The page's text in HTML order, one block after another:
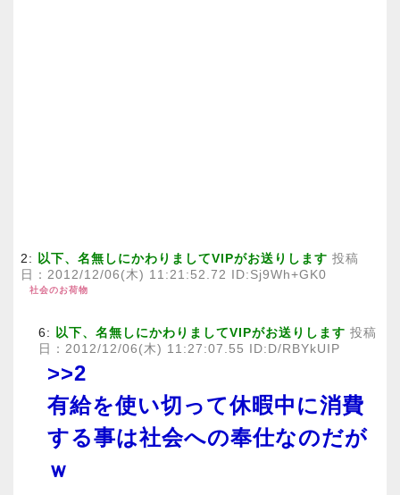
2: 以下、名無しにかわりましてVIPがお送りします 投稿
日：2012/12/06(木) 11:21:52.72 ID:Sj9Wh+GK0
社会のお荷物
6: 以下、名無しにかわりましてVIPがお送りします 投稿
日：2012/12/06(木) 11:27:07.55 ID:D/RBYkUIP
>>2
有給を使い切って休暇中に消費
する事は社会への奉仕なのだが
ｗ